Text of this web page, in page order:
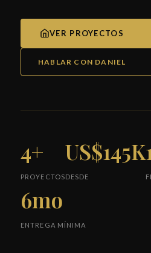
VER PROYECTOS
HABLAR CON DANIEL
4+
PROYECTOS
US$145K
DESDE
6mo
ENTREGA MÍNIMA